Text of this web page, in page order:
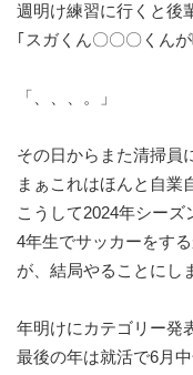
週明け練習に行くと後
｢スガくん〇〇〇くん
「、、、。」
その日からまた清掃員
まぁこれはほんと自業
こうして2024年シーズ
4年生でサッカーをす
が、結局やることにし
年明けにカテゴリー発
最後の年は就活で6月